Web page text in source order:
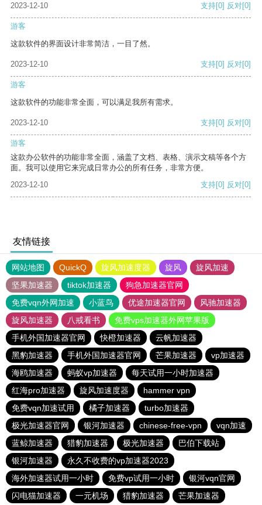
2023-12-10 支持[0] 反对[0]
游客
这款软件的界面设计非常简洁，一目了然。
2023-12-10 支持[0] 反对[0]
游客
这款软件的功能非常全面，可以满足我所有需求。
2023-12-10 支持[0] 反对[0]
游客
这款办公软件的功能非常全面，涵盖了文档、表格、演示文稿等各个方
面。我可以使用它来完成日常办公的所有任务，非常方便。
2023-12-10
支持[0] 反对[0]
友情链接
网站地图 QuickQ 旋风加速度器 旋风
旋风加速
坚果加速器
tiktok加速器
狗急加速器官网
免费vqn外网加速
小蓝鸟 优途加速器官网
风驰加速器
旋风加速器
八戒看书
免费vps加速器外网苹果版
手机外国加速器官网
快橙加速器
云帆加速器
黑豹加速器
手机外国加速器官网 芒果加速器
vp加速器
海鸥加速器
蚂蚁vp加速器
每天试用一小时加速器
红海pro加速器
旋风加速度器
hammer vpn
免费vqn加速试用
橘子加速器
turbo加速器
极光加速器官网
银河加速器 chinese-free-vpn
vqn加速
蓝鲸加速器
猎豹加速器 极光加速器
巴伯下载站
银河加速器
永久不收费的vp加速器2023
海外加速器试用一小时
免费vp试用一小时
银河vqn官网
闪电猫加速器
一元机场 猎豹加速器 芒果加速器